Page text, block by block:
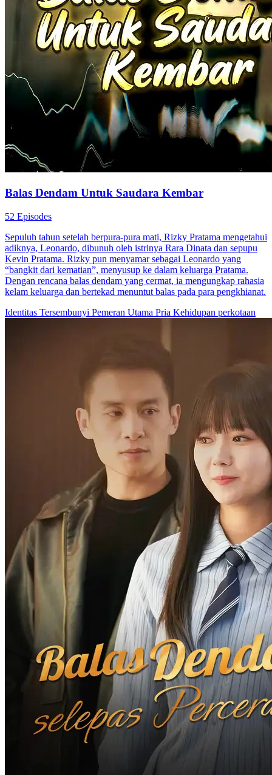
Balas Dendam Untuk Saudara Kembar
52 Episodes
Sepuluh tahun setelah berpura-pura mati, Rizky Pratama mengetahui
adiknya, Leonardo, dibunuh oleh istrinya Rara Dinata dan sepupu
Kevin Pratama. Rizky pun menyamar sebagai Leonardo yang
“bangkit dari kematian”, menyusup ke dalam keluarga Pratama.
Dengan rencana balas dendam yang cermat, ia mengungkap rahasia
kelam keluarga dan bertekad menuntut balas pada para pengkhianat.
Identitas Tersembunyi Pemeran Utama Pria Kehidupan perkotaan